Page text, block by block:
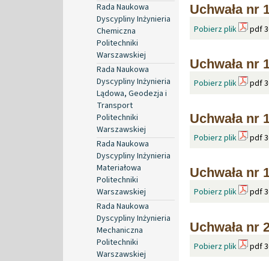
Rada Naukowa
Dyscypliny Inżynieria
Chemiczna
Politechniki
Warszawskiej
Rada Naukowa
Dyscypliny Inżynieria
Lądowa, Geodezja i
Transport
Politechniki
Warszawskiej
Rada Naukowa
Dyscypliny Inżynieria
Materiałowa
Politechniki
Warszawskiej
Rada Naukowa
Dyscypliny Inżynieria
Mechaniczna
Politechniki
Warszawskiej
Uchwała nr
Pobierz plik pdf
Uchwała nr
Pobierz plik pdf
Uchwała nr
Pobierz plik pdf
Uchwała nr
Pobierz plik pdf
Uchwała nr
Pobierz plik pdf